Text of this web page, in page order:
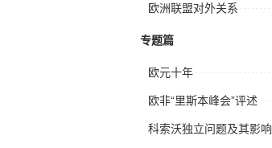
欧洲联盟对外关系
专题篇
欧元十年
欧非“里斯本峰会”评述
科索沃独立问题及其影响